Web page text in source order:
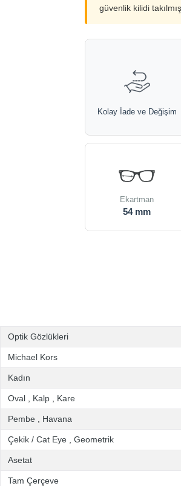
güvenlik kilidi
Kolay İade ve Değişim
Ekartman
54 mm
Optik Gözlükleri
Michael Kors
Kadın
Oval Kalp Kare
Pembe Havana
Çekik / Cat Eye Geometrik
Asetat
Tam Çerçeve